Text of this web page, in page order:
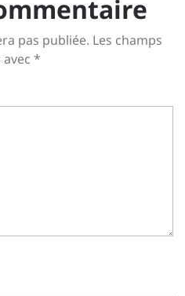
pas publiée. Les champs
*